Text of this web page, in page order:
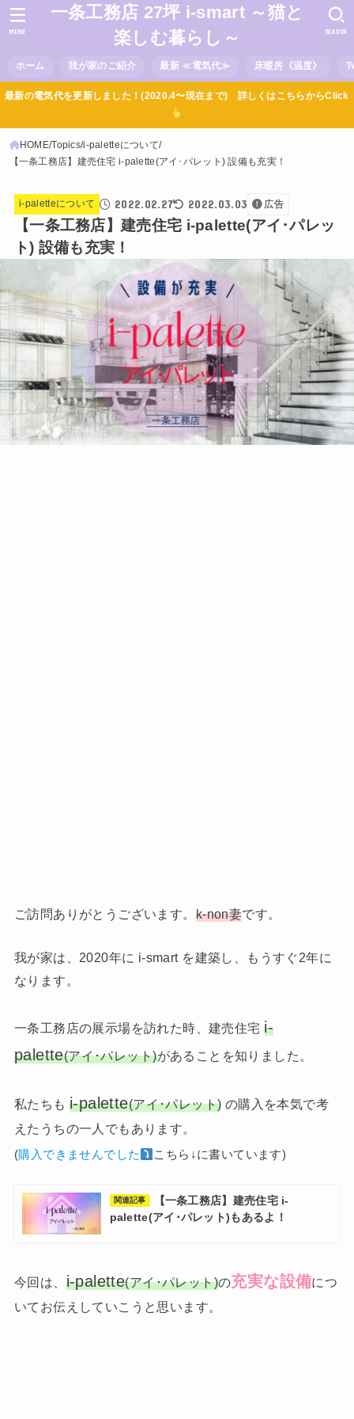
一条工務店 27坪 i-smart ～猫と
楽しむ暮らし～
ホーム 我が家のご紹介 最新 ≪電気代≫ 床暖房《温度》
SEARCH
MENU
最新の電気代を更新しました！(2020.4〜現在まで) 詳しくはこちらからClick
HOME Topics i-paletteについて
【一条工務店】建売住宅 i-palette(アイ･パレット) 設備も充実！
i-paletteについて 2022.02.27 2022.03.03 広告
【一条工務店】建売住宅 i-palette(アイ･パレッ
ト) 設備も充実！
ご訪問ありがとうございます。 k-non妻です。
我が家は、2020年に i-smart を建築し、もうすぐ2年に
なります。
一条工務店の展示場を訪れた時、建売住宅 i-
palette(アイ･パレット)があることを知りました。
私たちも i-palette(アイ･パレット) の購入を本気で考
えたうちの一人でもあります。
(購入できませんでした こちら↓に書いています)
関連記事
【一条工務店】建売住宅 i-
palette(アイ･パレット)もあるよ！
今回は、 i-palette(アイ･パレット)の充実な設備につ
いてお伝えしていこうと思います。